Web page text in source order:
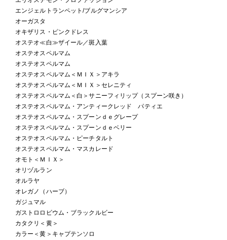
エンジェルトランペット/ブルグマンシア
オーガスタ
オキザリス・ピンクドレス
オステオ≪白≫ザイール／斑入葉
オステオスペルマム
オステオスペルマム
オステオスペルマム＜ＭＩＸ＞アキラ
オステオスペルマム＜ＭＩＸ＞セレニティ
オステオスペルマム＜白＞サニーフィリップ（スプーン咲き）
オステオスペルマム・アンティークレッド パティエ
オステオスペルマム・スプーンｄｅグレープ
オステオスペルマム・スプーンｄｅベリー
オステオスペルマム・ピーチタルト
オステオスペルマム・マスカレード
オモト＜ＭＩＸ＞
オリヅルラン
オルラヤ
オレガノ（ハーブ）
ガジュマル
ガストロロビウム・ブラックルビー
カタクリ＜黄＞
カラー＜黄＞キャプテンソロ